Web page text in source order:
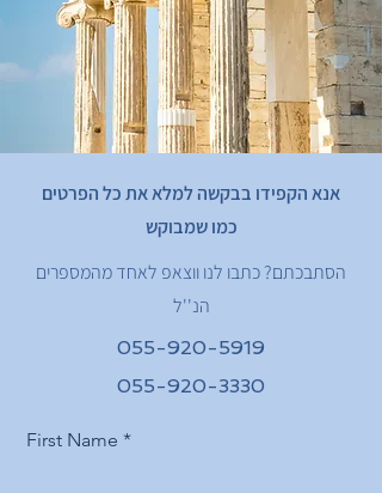
אנא הקפידו בבקשה למלא את כל הפרטים
כמו שמבוקש
הסתבכתם? כתבו לנו ווצאפ לאחד מהמספרים
הנ''ל
055-920-5919
055-920-3330
First Name